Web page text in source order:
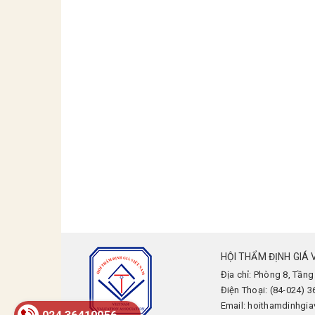
HỘI THẨM ĐỊNH GIÁ
Địa chỉ: Phòng 8, Tầng
Điện Thoại: (84-024)
Email: